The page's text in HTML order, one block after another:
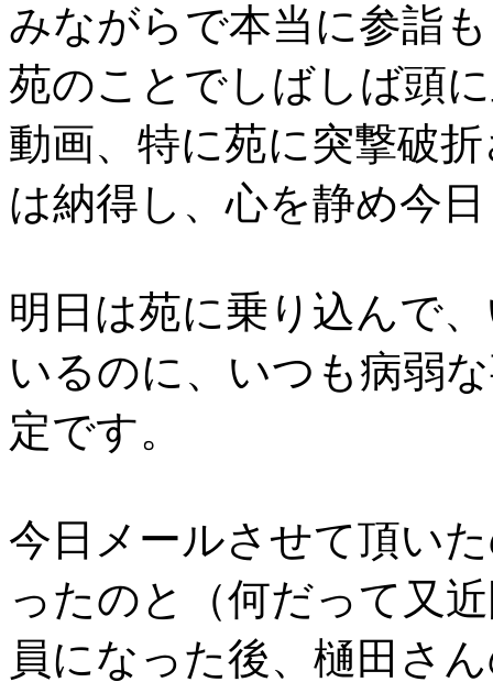
みながらで本当に参詣
苑のことでしばしば頭
動画、特に苑に突撃破
は納得し、心を静め今
明日は苑に乗り込んで
いるのに、いつも病弱
定です。
今日メールさせて頂い
ったのと（何だって又
員になった後、樋田さ